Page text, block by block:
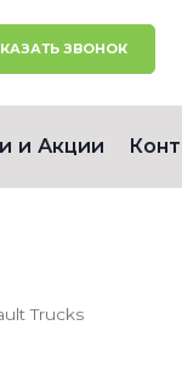
ЗВОНОК
и Акции
Trucks